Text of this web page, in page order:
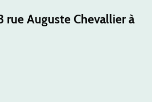
rue Auguste Chevallier à